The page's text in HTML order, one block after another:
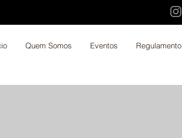
Quem Somos Eventos Regulamento